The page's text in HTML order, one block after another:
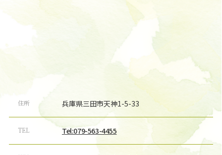
住所 兵庫県三田市天神1-5-33
TEL Tel:079-563-4455